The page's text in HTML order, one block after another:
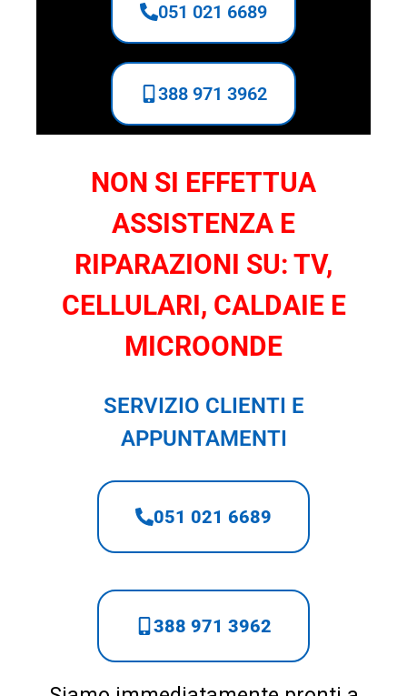
051 021 6689
388 971 3962
NON SI EFFETTUA
ASSISTENZA E
RIPARAZIONI SU: TV,
CELLULARI, CALDAIE E
MICROONDE
SERVIZIO CLIENTI E
APPUNTAMENTI
051 021 6689
388 971 3962